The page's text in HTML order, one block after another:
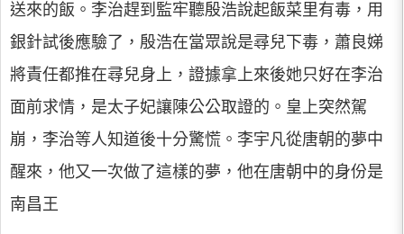
送來的飯。李治趕到監牢聽殷浩說起飯菜里有毒，用
銀針試後應驗了，殷浩在當眾說是尋兒下毒，蕭良娣
將責任都推在尋兒身上，證據拿上來後她只好在李治
面前求情，是太子妃讓陳公公取證的。皇上突然駕
崩，李治等人知道後十分驚慌。李宇凡從唐朝的夢中
醒來，他又一次做了這樣的夢，他在唐朝中的身份是
南昌王